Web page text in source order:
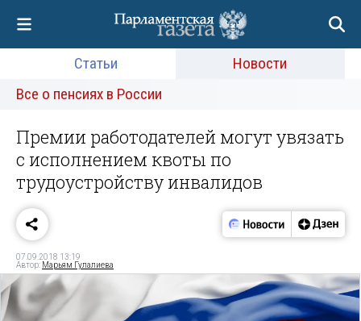
Статьи
Новости
Все о пенсиях в России
Премии работодателей могут увязать
с исполнением квоты по
трудоустройству инвалидов
07.09.2018 13:19
Автор: Марьям Гулалиева